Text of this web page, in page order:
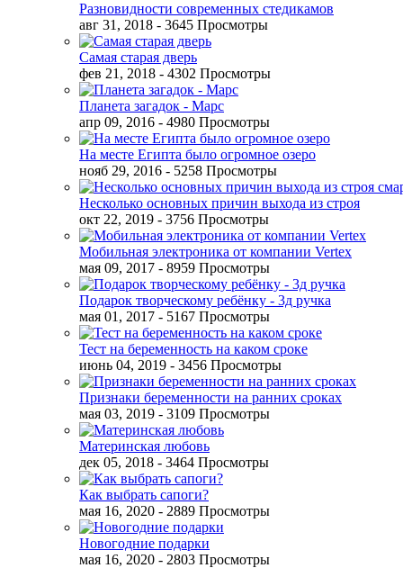
Разновидности современных стедикамов
авг 31, 2018 - 3645 Просмотры
Самая старая дверь
фев 21, 2018 - 4302 Просмотры
Планета загадок - Марс
апр 09, 2016 - 4980 Просмотры
На месте Египта было огромное озеро
нояб 29, 2016 - 5258 Просмотры
Несколько основных причин выхода из строя
окт 22, 2019 - 3756 Просмотры
Мобильная электроника от компании Vertex
мая 09, 2017 - 8959 Просмотры
Подарок творческому ребёнку - 3д ручка
мая 01, 2017 - 5167 Просмотры
Тест на беременность на каком сроке
июнь 04, 2019 - 3456 Просмотры
Признаки беременности на ранних сроках
мая 03, 2019 - 3109 Просмотры
Материнская любовь
дек 05, 2018 - 3464 Просмотры
Как выбрать сапоги?
мая 16, 2020 - 2889 Просмотры
Новогодние подарки
мая 16, 2020 - 2803 Просмотры